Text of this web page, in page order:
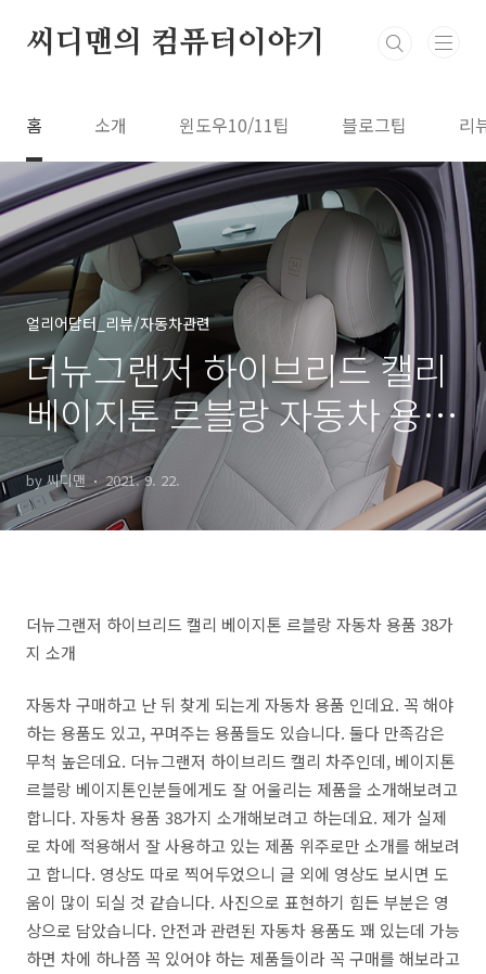
씨디맨의 컴퓨터이야기
홈 소개 윈도우10/11팁 블로그팁 리
얼리어답터_리뷰/자동차관련
더뉴그랜저 하이브리드 캘리
베이지톤 르블랑 자동차 용품
38가지 소개
by 씨디맨 2021. 9. 22.
더뉴그랜저 하이브리드 캘리 베이지톤 르블랑 자동차 용품 38가
지 소개
자동차 구매하고 난 뒤 찾게 되는게 자동차 용품 인데요. 꼭 해야
하는 용품도 있고, 꾸며주는 용품들도 있습니다. 둘다 만족감은
무척 높은데요. 더뉴그랜저 하이브리드 캘리 차주인데, 베이지톤
르블랑 베이지톤인분들에게도 잘 어울리는 제품을 소개해보려고
합니다. 자동차 용품 38가지 소개해보려고 하는데요. 제가 실제
로 차에 적용해서 잘 사용하고 있는 제품 위주로만 소개를 해보려
고 합니다. 영상도 따로 찍어두었으니 글 외에 영상도 보시면 도
움이 많이 되실 것 같습니다. 사진으로 표현하기 힘든 부분은 영
상으로 담았습니다. 안전과 관련된 자동차 용품도 꽤 있는데 가능
하면 차에 하나쯤 꼭 있어야 하는 제품들이라 꼭 구매를 해보라고